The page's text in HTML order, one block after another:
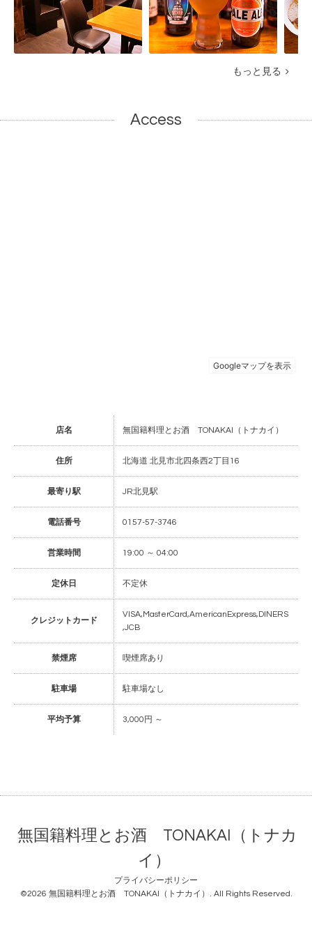
もっと見る
Access
店名 無国籍料理とお酒 TONAKAI（トナカイ）
住所 北海道 北見市北四条西2丁目16
最寄り駅 JR北見駅
電話番号 0157-57-3746
営業時間 19:00 ～ 04:00
定休日 不定休
クレジットカード
VISA,MasterCard,AmericanExpress,DINERS
,JCB
禁煙席 喫煙席あり
駐車場 駐車場なし
平均予算 3,000円 ～
無国籍料理とお酒 TONAKAI（トナカ
イ）
プライバシーポリシー
©2026 無国籍料理とお酒 TONAKAI（トナカイ） . All Rights Reserved.